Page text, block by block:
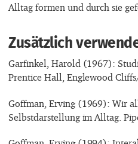
Alltag formen und durch sie
Zusätzlich
Garfinkel, Harold (1967):
Prentice Hall, Englewood
Goffman, Erving (1969): Wir
Selbstdarstellung im Alltag.